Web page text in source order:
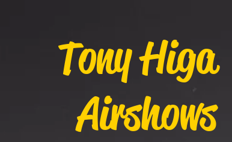
Tony Higa
Airshows